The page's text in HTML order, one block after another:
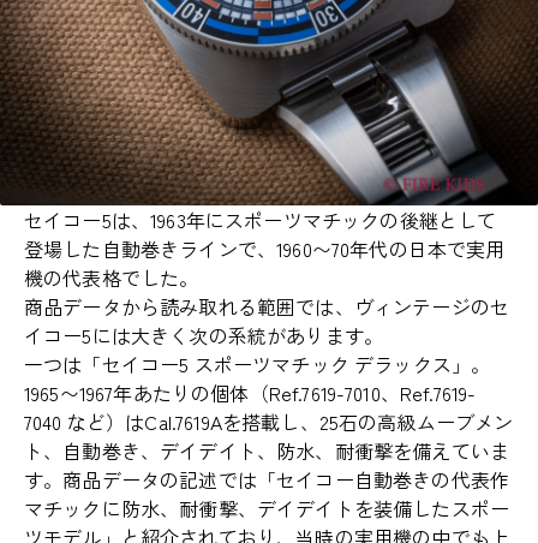
セイコー5は、1963年にスポーツマチックの後継として
登場した自動巻きラインで、1960〜70年代の日本で実用
機の代表格でした。
商品データから読み取れる範囲では、ヴィンテージのセ
イコー5には大きく次の系統があります。
一つは「セイコー5 スポーツマチック デラックス」。
1965〜1967年あたりの個体（Ref.7619-7010、Ref.7619-
7040 など）はCal.7619Aを搭載し、25石の高級ムーブメン
ト、自動巻き、デイデイト、防水、耐衝撃を備えていま
す。商品データの記述では「セイコー自動巻きの代表作
マチックに防水、耐衝撃、デイデイトを装備したスポー